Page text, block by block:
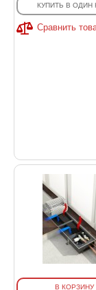
КУПИТЬ В ОДИН
Сравнить
В КОРЗИНУ